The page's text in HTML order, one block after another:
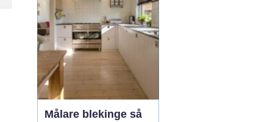
energiprestanda med
klassisk karaktär,
oavsett om huset lig...
Målare blekinge så